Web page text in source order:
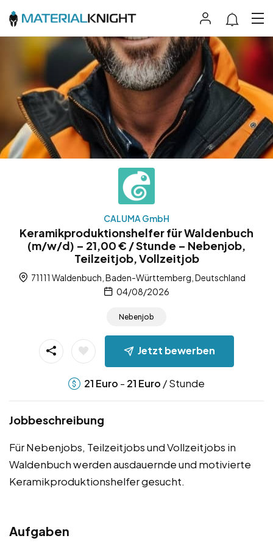
CALUMA GmbH
Keramikproduktionshelfer für Waldenbuch
(m/w/d) – 21,00 € / Stunde – Nebenjob,
Teilzeitjob, Vollzeitjob
71111 Waldenbuch, Baden-Württemberg, Deutschland
04/08/2026
Nebenjob
Jetzt bewerben
21 Euro - 21 Euro / Stunde
Jobbeschreibung
Für Nebenjobs, Teilzeitjobs und Vollzeitjobs in
Waldenbuch werden ausdauernde und motivierte
Keramikproduktionshelfer gesucht.
Aufgaben